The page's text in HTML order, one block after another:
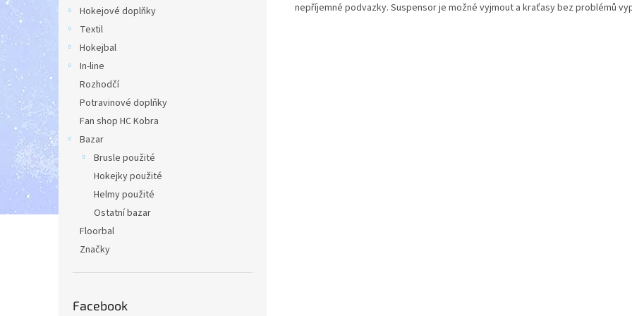
Hokejové doplňky
Textil
Hokejbal
In-line
Rozhodčí
Potravinové doplňky
Fan shop HC Kobra
Bazar
Brusle použité
Hokejky použité
Helmy použité
Ostatní bazar
Floorbal
Značky
Facebook
nepříjemné podvazky. Suspensor je možné vyjmout a kraťasy bez problémů